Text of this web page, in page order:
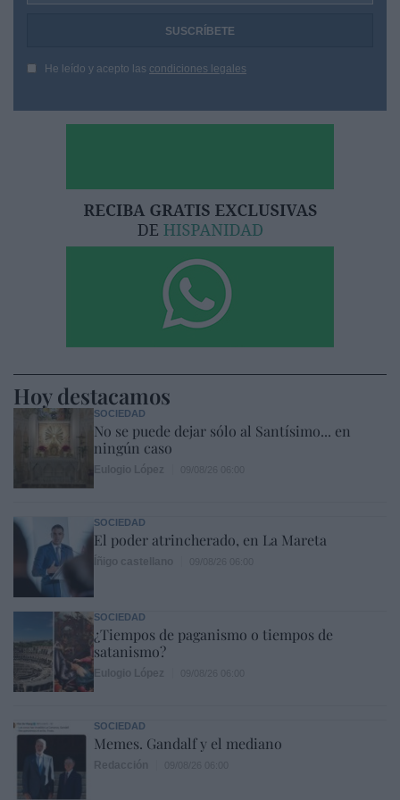
He leído y acepto las condiciones legales
Hoy destacamos
SOCIEDAD
No se puede dejar sólo al Santísimo... en
ningún caso
SOCIEDAD
El poder atrincherado, en La Mareta
SOCIEDAD
¿Tiempos de paganismo o tiempos de
satanismo?
SOCIEDAD
Memes. Gandalf y el mediano